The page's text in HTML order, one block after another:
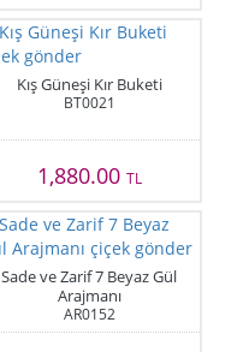
Kış Güneşi Kır Buketi
BT0021
1,880.00 TL
Sade ve Zarif 7 Beyaz Gül
Arajmanı
AR0152